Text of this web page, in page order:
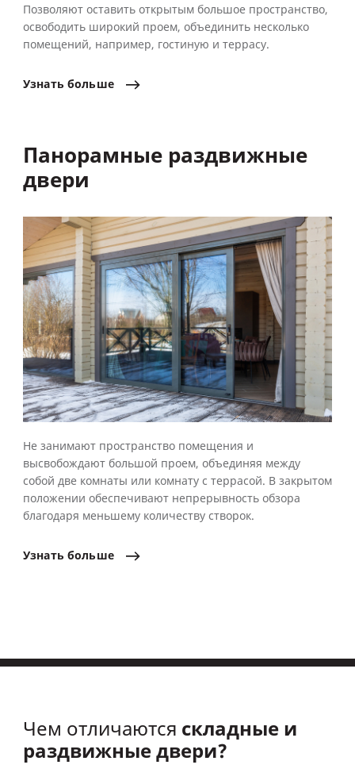
Позволяют оставить открытым большое пространство,
освободить широкий проем, объединить несколько
помещений, например, гостиную и террасу.
Узнать больше
Панорамные раздвижные
двери
Не занимают пространство помещения и
высвобождают большой проем, объединяя между
собой две комнаты или комнату с террасой. В закрытом
положении обеспечивают непрерывность обзора
благодаря меньшему количеству створок.
Узнать больше
Чем отличаются складные и
раздвижные двери?